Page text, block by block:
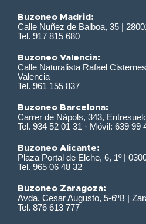
Buzoneo Madrid:
Calle Nuñez de Balboa, 35 |
Tel. 917 815 680
Buzoneo Valencia:
Calle Naturalista Rafael
Valencia
Tel. 961 155 837
Buzoneo Barcelona:
Carrer de Nàpols, 343,
Tel. 934 52 01 31 · Móvil: 639 99
Buzoneo Alicante:
Plaza Portal de Elche, 6, 1º |
Tel. 965 06 48 32
Buzoneo Zaragoza:
Avda. Cesar Augusto, 5-6ºB |
Tel. 876 613 777